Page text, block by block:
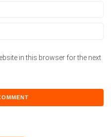
in this browser for the next